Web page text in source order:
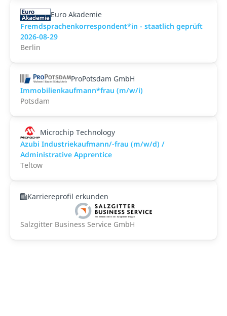
Euro Akademie
Fremdsprachenkorrespondent*in - staatlich geprüft
2026-08-29
Berlin
ProPotsdam GmbH
Immobilienkaufmann*frau (m/w/i)
Potsdam
Microchip Technology
Azubi Industriekaufmann/-frau (m/w/d) /
Administrative Apprentice
Teltow
Karriereprofil erkunden
Salzgitter Business Service GmbH